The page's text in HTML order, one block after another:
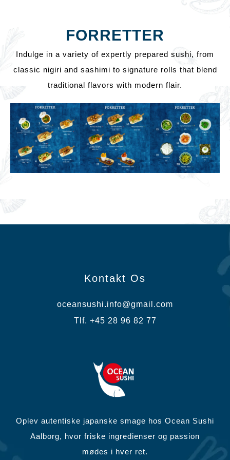
FORRETTER
Indulge in a variety of expertly prepared sushi, from
classic nigiri and sashimi to signature rolls that blend
traditional flavors with modern flair.
Kontakt Os
oceansushi.info@gmail.com
Tlf. +45 28 96 82 77
Oplev autentiske japanske smage hos Ocean Sushi
Aalborg, hvor friske ingredienser og passion
mødes i hver ret.